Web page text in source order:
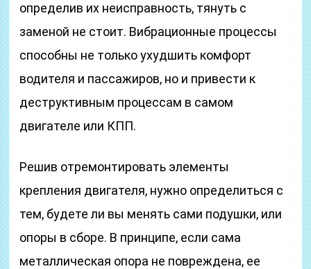
определив их неисправность, тянуть с
заменой не стоит. Вибрационные процессы
способны не только ухудшить комфорт
водителя и пассажиров, но и привести к
деструктивным процессам в самом
двигателе или КПП.
Решив отремонтировать элементы
крепления двигателя, нужно определиться с
тем, будете ли вы менять сами подушки, или
опоры в сборе. В принципе, если сама
металлическая опора не повреждена, ее